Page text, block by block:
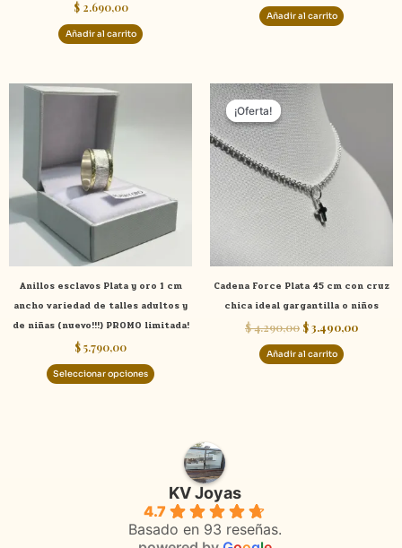
$2.690,00
Añadir al carrito
Añadir al carrito
Anillos esclavos Plata y oro 1 cm
ancho variedad de talles adultos y
de niñas (nuevo!!!) PROMO limitada!
$5.790,00
Seleccionar opciones
variantes.
opciones
se
elegir
en
la
página
producto
¡Oferta!
¡Oferta!
Cadena Force Plata 45 cm con cruz
chica ideal gargantilla o niños
$4.290,00
El
precio
original
era:
$ 4.290,00.
$3.490,00
Añadir al carrito
KV Joyas
4.7
Basado en 93 reseñas.